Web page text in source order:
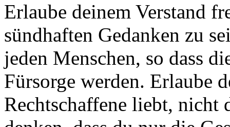
Erlaube deinem Verstand
sündhaften Gedanken zu
jeden Menschen, so dass
Fürsorge werden. Erlaube
Rechtschaffene liebt, nicht